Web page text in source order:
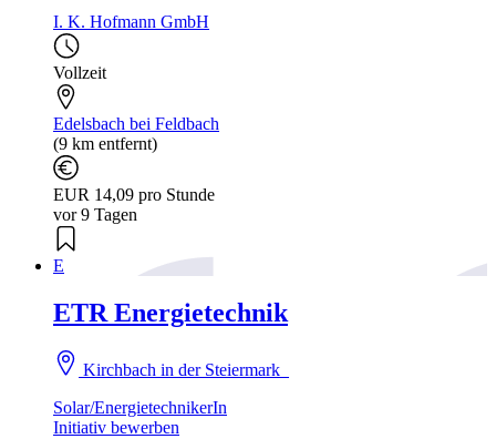
I. K. Hofmann GmbH
Vollzeit
Edelsbach bei Feldbach
(9 km entfernt)
EUR 14,09 pro Stunde
vor 9 Tagen
E
ETR Energietechnik
Kirchbach in der Steiermark
Solar/EnergietechnikerIn
Initiativ bewerben